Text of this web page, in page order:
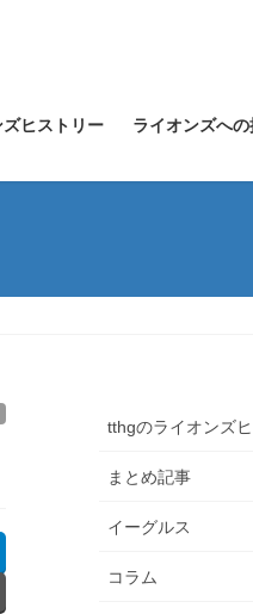
ヒストリー ライオンズへ
tthgのライオンズ
まとめ記事
イーグルス
コラム